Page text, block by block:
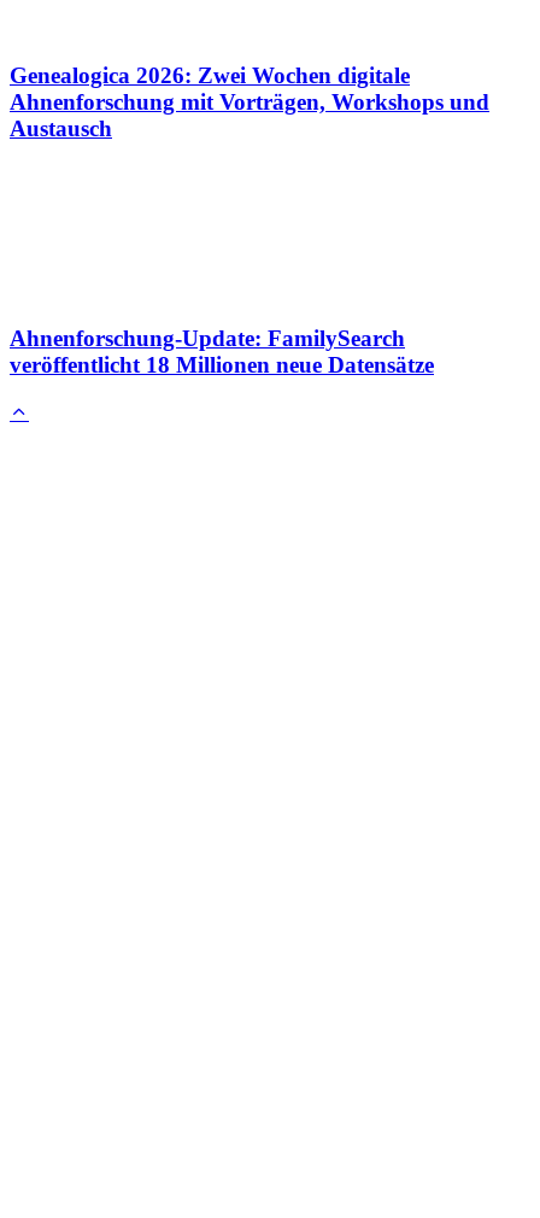
Genealogica 2026: Zwei Wochen digitale
Ahnenforschung mit Vorträgen, Workshops und
Austausch
Ahnenforschung-Update: FamilySearch
veröffentlicht 18 Millionen neue Datensätze